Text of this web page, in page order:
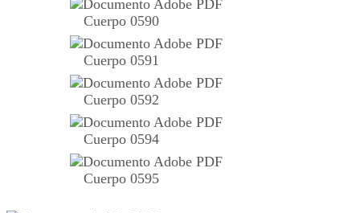
Cuerpo 0590
Cuerpo 0591
Cuerpo 0592
Cuerpo 0594
Cuerpo 0595